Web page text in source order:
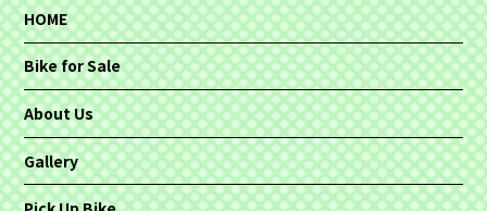
HOME
Bike for Sale
About Us
Gallery